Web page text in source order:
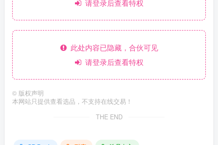
请登录后查看特权
此处内容已隐藏，合伙可见
请登录后查看特权
© 版权声明
本网站只提供查看选品，不支持在线交易！
THE END